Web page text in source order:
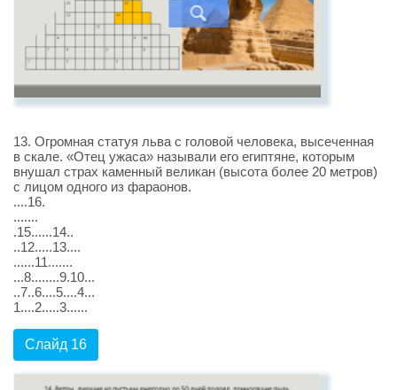
13. Огромная статуя льва с головой человека, высеченная
в скале. «Отец ужаса» называли его египтяне, которым
внушал страх каменный великан (высота более 20 метров)
с лицом одного из фараонов.
....16.
.......
.15......14..
..12.....13....
......11.......
...8........9.10...
..7..6....5....4...
1....2.....3......
Слайд 16